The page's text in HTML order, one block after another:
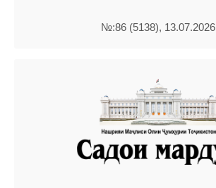
№:86 (5138), 13.07.2026